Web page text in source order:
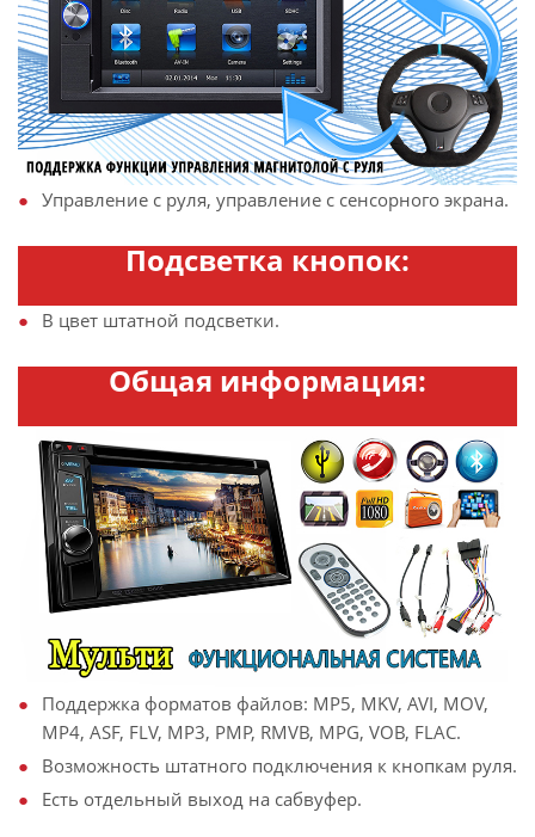
Управление с руля, управление с сенсорного экрана.
Подсветка кнопок:
В цвет штатной подсветки.
Общая информация:
Поддержка форматов файлов: MP5, MKV, AVI, MOV,
MP4, ASF, FLV, MP3, PMP, RMVB, MPG, VOB, FLAC.
Возможность штатного подключения к кнопкам руля.
Есть отдельный выход на сабвуфер.